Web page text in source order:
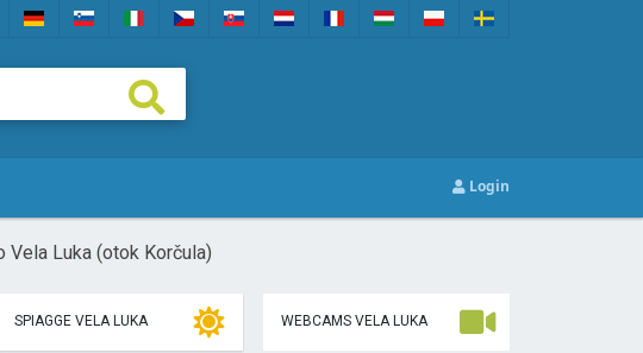
Login
Luka (otok Korčula)
SPIAGGE VELA LUKA WEBCAMS VELA LUKA